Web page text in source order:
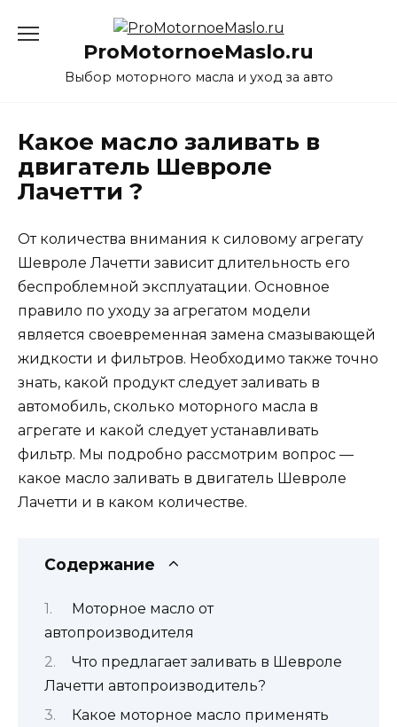
содержаниюProMotornoeMaslo.ru
Выбор моторного масла и уход за авто
Какое масло заливать в
двигатель Шевроле
Лачетти ?
От количества внимания к силовому агрегату
Шевроле Лачетти зависит длительность его
беспроблемной эксплуатации. Основное
правило по уходу за агрегатом модели
является своевременная замена смазывающей
жидкости и фильтров. Необходимо также точно
знать, какой продукт следует заливать в
автомобиль, сколько моторного масла в
агрегате и какой следует устанавливать
фильтр. Мы подробно рассмотрим вопрос —
какое масло заливать в двигатель Шевроле
Лачетти и в каком количестве.
Содержание
Моторное масло от
автопроизводителя
Что предлагает заливать в Шевроле
Лачетти автопроизводитель?
Какое моторное масло применять